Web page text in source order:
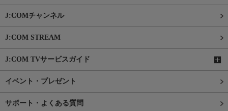
J:COMチャンネル
J:COM STREAM
J:COM TVサービスガイド
イベント・プレゼント
サポート・よくある質問